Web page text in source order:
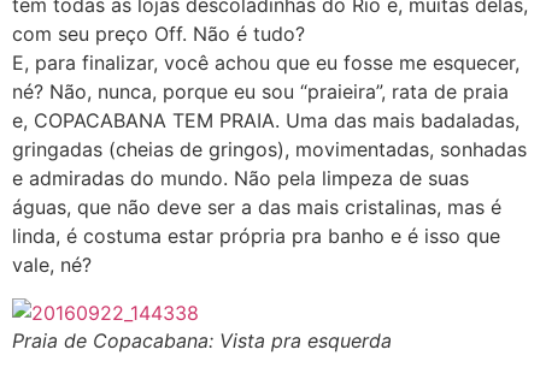
com seu preço Off. Não é tudo?
E, para finalizar, você achou que eu fosse me esquecer,
né? Não, nunca, porque eu sou “praieira”, rata de praia
e, COPACABANA TEM PRAIA. Uma das mais badaladas,
gringadas (cheias de gringos), movimentadas, sonhadas
e admiradas do mundo. Não pela limpeza de suas
águas, que não deve ser a das mais cristalinas, mas é
linda, é costuma estar própria pra banho e é isso que
vale, né?
Praia de Copacabana: Vista pra esquerda